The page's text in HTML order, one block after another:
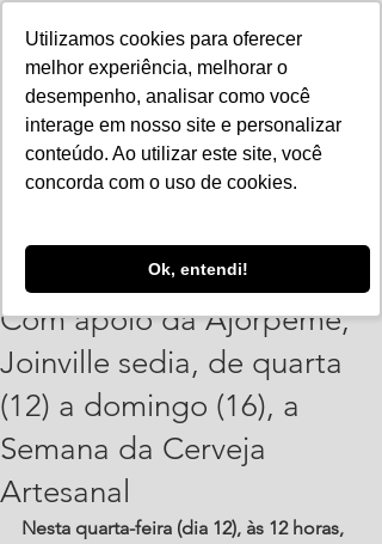
Utilizamos cookies para oferecer
melhor experiência, melhorar o
desempenho, analisar como você
interage em nosso site e personalizar
conteúdo. Ao utilizar este site, você
concorda com o uso de cookies.
Ok, entendi!
Com apoio da Ajorpeme,
Joinville sedia, de quarta
(12) a domingo (16), a
Semana da Cerveja
Artesanal
Nesta quarta-feira (dia 12), às 12 horas,